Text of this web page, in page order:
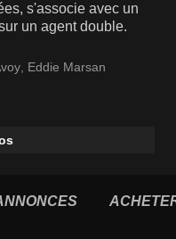
s'associe avec un
un agent double.
Eddie Marsan